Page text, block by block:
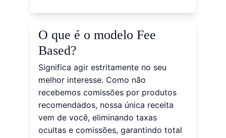
O que é o modelo Fee
Based?
Significa agir estritamente no seu
melhor interesse. Como não
recebemos comissões por produtos
recomendados, nossa única receita
vem de você, eliminando taxas
ocultas e comissões, garantindo total